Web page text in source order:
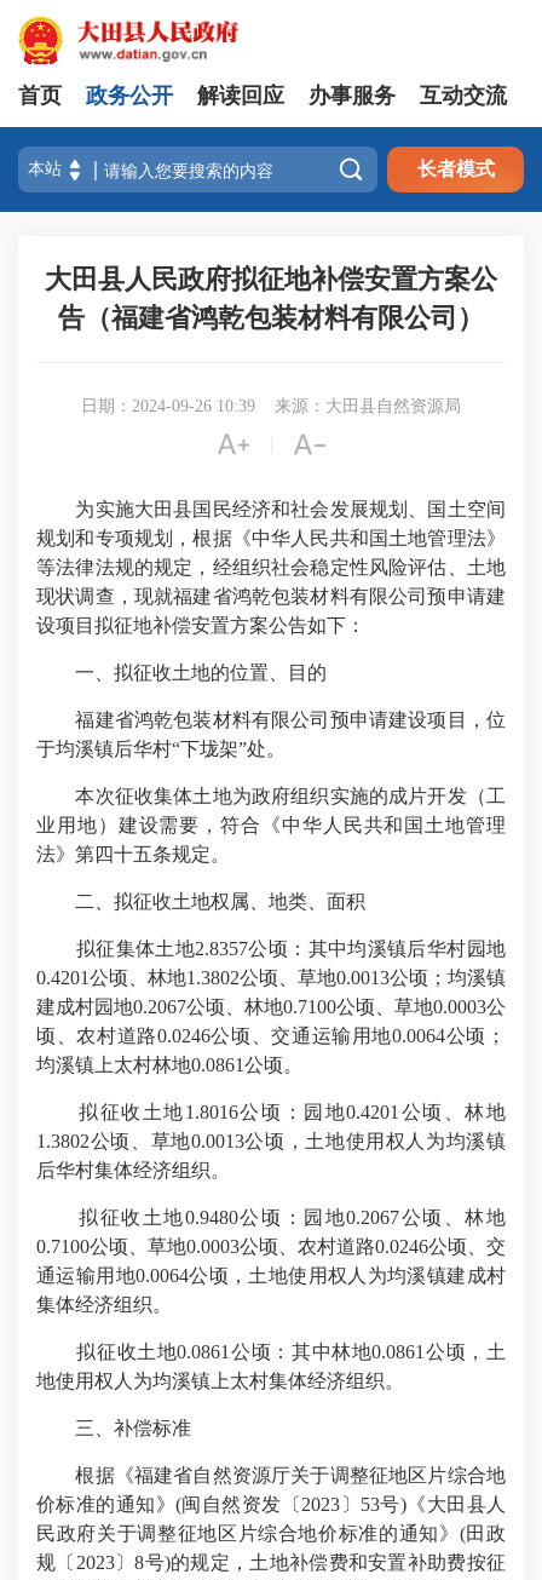
首页 政务公开 解读回应 办事服务 互动交流
 长者模式
大田县人民政府拟征地补偿安置方案公
告（福建省鸿乾包装材料有限公司）
日期：2024-09-26 10:39 来源：大田县自然资源局
 
为实施大田县国民经济和社会发展规划、国土空间
规划和专项规划，根据《中华人民共和国土地管理法》
等法律法规的规定，经组织社会稳定性风险评估、土地
现状调查，现就福建省鸿乾包装材料有限公司预申请建
设项目拟征地补偿安置方案公告如下：
一、拟征收土地的位置、目的
福建省鸿乾包装材料有限公司预申请建设项目，位
于均溪镇后华村“下垅架”处。
本次征收集体土地为政府组织实施的成片开发（工
业用地）建设需要，符合《中华人民共和国土地管理
法》第四十五条规定。
二、拟征收土地权属、地类、面积
拟征集体土地2.8357公顷：其中均溪镇后华村园地
0.4201公顷、林地1.3802公顷、草地0.0013公顷；均溪镇
建成村园地0.2067公顷、林地0.7100公顷、草地0.0003公
顷、农村道路0.0246公顷、交通运输用地0.0064公顷；
均溪镇上太村林地0.0861公顷。
拟征收土地1.8016公顷：园地0.4201公顷、林地
1.3802公顷、草地0.0013公顷，土地使用权人为均溪镇
后华村集体经济组织。
拟征收土地0.9480公顷：园地0.2067公顷、林地
0.7100公顷、草地0.0003公顷、农村道路0.0246公顷、交
通运输用地0.0064公顷，土地使用权人为均溪镇建成村
集体经济组织。
拟征收土地0.0861公顷：其中林地0.0861公顷，土
地使用权人为均溪镇上太村集体经济组织。
三、补偿标准
根据《福建省自然资源厅关于调整征地区片综合地
价标准的通知》(闽自然资发〔2023〕53号)《大田县人
民政府关于调整征地区片综合地价标准的通知》(田政
规〔2023〕8号)的规定，土地补偿费和安置补助费按征